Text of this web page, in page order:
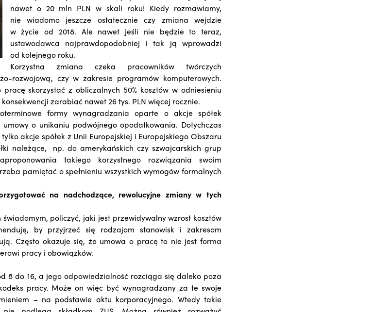
nawet o 20 mln PLN w skali roku! Kiedy rozmawiamy,
nie wiadomo jeszcze ostatecznie czy zmiana wejdzie
w życie od 2018. Ale nawet jeśli nie będzie to teraz,
ustawodawca najprawdopodobniej i tak ją wprowadzi
od kolejnego roku.
Korzystna zmiana czeka pracowników twórczych
rozwojową, czy w zakresie programów komputerowych.
skorzystać z obliczalnych 50% kosztów w odniesieniu
zarabiać nawet 26 tys. PLN więcej rocznie.
formy wynagradzania oparte o akcje spółek
o unikaniu podwójnego opodatkowania. Dotychczas
akcje spółek z Unii Europejskiej i Europejskiego Obszaru
należące, np. do amerykańskich czy szwajcarskich grup
takiego korzystnego rozwiązania swoim
pamiętać o spełnieniu wszystkich wymogów formalnych
na nadchodzące, rewolucyjne zmiany w tych
policzyć, jaki jest przewidywalny wzrost kosztów
by przyjrzeć się rodzajom stanowisk i zakresom
Często okazuje się, że umowa o pracę to nie jest forma
pracy i obowiązków.
8 do 16, a jego odpowiedzialność rozciąga się daleko poza
pracy. Może on więc być wynagradzany za te swoje
– na podstawie aktu korporacyjnego. Wtedy takie